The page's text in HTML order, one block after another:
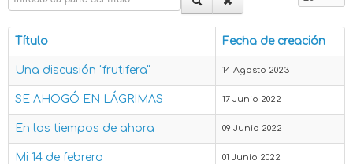
Título Fecha de creación
Una discusión "frutifera" 14 Agosto 2023
SE AHOGÓ EN LÁGRIMAS 17 Junio 2022
En los tiempos de ahora 09 Junio 2022
Mi 14 de febrero 01 Junio 2022